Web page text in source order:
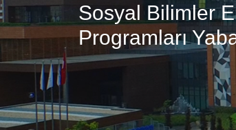
Sosyal Bilimler
Programları